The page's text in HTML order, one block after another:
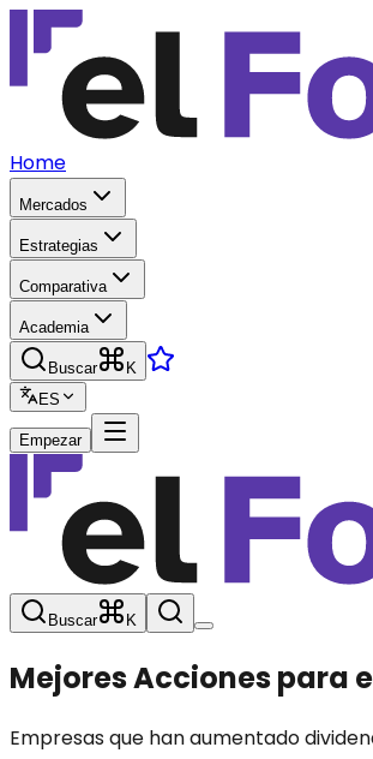
Home
Mercados
Estrategias
Comparativa
Academia
Buscar
K
ES
Empezar
Buscar K
Mejores Acciones para
Empresas que han aumentado